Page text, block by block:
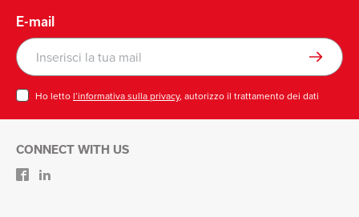
E-mail
Ho lettol’informativa sulla privacy, autorizzo il trattamento dei dati
CONNECT WITH US